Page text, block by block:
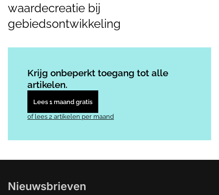
waardecreatie bij
gebiedsontwikkeling
Krijg onbeperkt toegang tot alle
artikelen.
Lees 1 maand gratis
of lees 2 artikelen per maand
Nieuwsbrieven